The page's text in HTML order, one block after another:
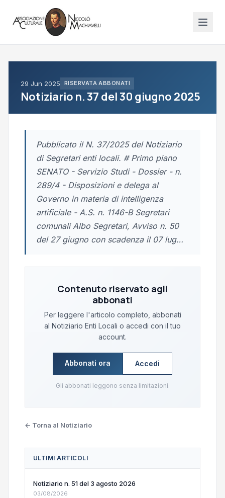
29 Jun 2025 RISERVATA ABBONATI
Notiziario n. 37 del 30 giugno 2025
Pubblicato il N. 37/2025 del Notiziario
di Segretari enti locali. # Primo piano
SENATO - Servizio Studi - Dossier - n.
289/4 - Disposizioni e delega al
Governo in materia di intelligenza
artificiale - A.S. n. 1146-B Segretari
comunali Albo Segretari, Avviso n. 50
del 27 giugno con scadenza il 07 lug…
Contenuto riservato agli
abbonati
Per leggere l'articolo completo, abbonati
al Notiziario Enti Locali o accedi con il tuo
account.
Abbonati ora Accedi
Gli abbonati leggono senza limitazioni.
← Torna al Notiziario
ULTIMI ARTICOLI
Notiziario n. 51 del 3 agosto 2026
03/08/2026